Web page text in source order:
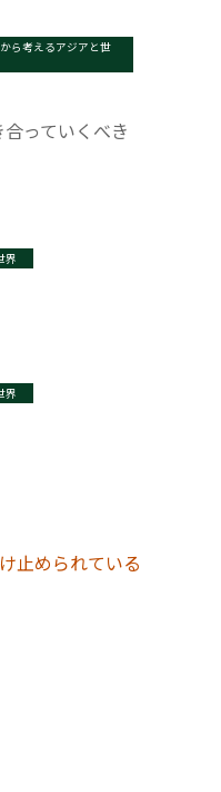
ら考えるアジアと世
っていくべき
界
界
止められている